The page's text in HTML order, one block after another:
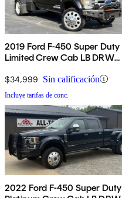
2019 Ford F-450 Super Duty
Limited Crew Cab LB DRW
$34,999 Sin calificación
Incluye tarifas de conc.
2022 Ford F-450 Super Duty